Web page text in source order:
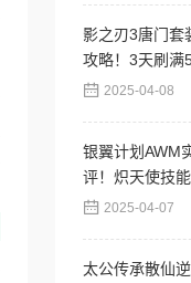
影之刃3唐门套
攻略！3天刷满
的神级技巧
2025-04-08
银翼计划AWM
评！炽天使技
配全解析
2025-04-07
太公传承散仙